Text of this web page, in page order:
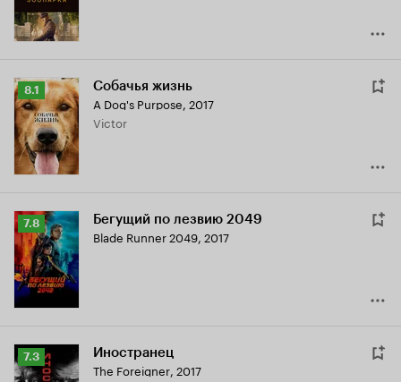
Рейтинг
Кинопоиска
8.1
8.1 Собачья жизнь
A Dog's Purpose, 2017
Victor
Рейтинг
Кинопоиска
7.8
7.8 Бегущий по лезвию 2049
Blade Runner 2049, 2017
Рейтинг
Кинопоиска
7.3 Иностранец
The Foreigner, 2017